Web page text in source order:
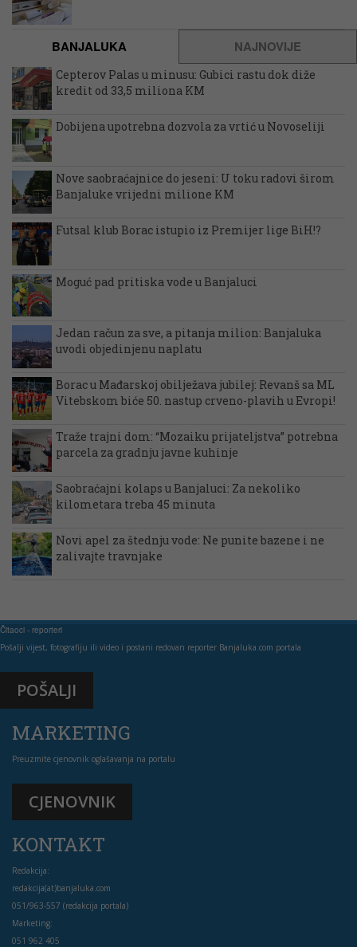
BANJALUKA NAJNOVIJE
Cepterov Palas u minusu: Gubici rastu dok diže
kredit od 33,5 miliona KM
Dobijena upotrebna dozvola za vrtić u Novoseliji
Nove saobraćajnice do jeseni: U toku radovi širom
Banjaluke vrijedni milione KM
Futsal klub Borac istupio iz Premijer lige BiH!?
Moguć pad pritiska vode u Banjaluci
Jedan račun za sve, a pitanja milion: Banjaluka
uvodi objedinjenu naplatu
Borac u Mađarskoj obilježava jubilej: Revanš sa ML
Vitebskom biće 50. nastup crveno-plavih u Evropi!
Traže trajni dom: “Mozaiku prijateljstva” potrebna
parcela za gradnju javne kuhinje
Saobraćajni kolaps u Banjaluci: Za nekoliko
kilometara treba 45 minuta
Novi apel za štednju vode: Ne punite bazene i ne
zalivajte travnjake
Čitaoci - reporteri
Pošalji vijest, fotografiju ili video i postani redovan reporter Banjaluka.com portala
POŠALJI
MARKETING
Preuzmite cjenovnik oglašavanja na portalu
CJENOVNIK
KONTAKT
Redakcija:
redakcija(at)banjaluka.com
051/963-557 (redakcija portala)
Marketing:
051 962 405